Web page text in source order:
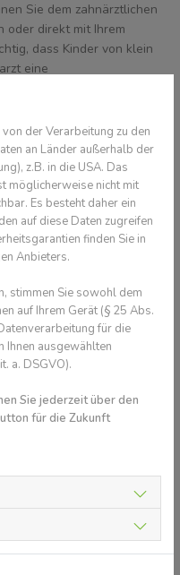
Sie dem zahnärztlichen
oder direkt mit Ihrem
dass Kinder von klein
eine
Angst haben müssen.
Ihnen für Ihr Kind
empfehlen
können. Wussten Sie,
verhindern kann?
Benutzung von Zahnbürste
Bürsten Sie bereits die
einer weichen Zahnbürste
Zahnpasta.
"Putzmaschine" die
Pflege der Zähne
hier ist es nötig, dass
auf die Pflege der
Kontrolle ist besser!"
der Verarbeitung zu den
an Länder außerhalb der
z.B. in die USA. Das
möglicherweise nicht mit
Es besteht daher ein
auf diese Daten zugreifen
finden Sie in
Anbieters.
stimmen Sie sowohl dem
auf Ihrem Gerät (§ 25 Abs.
für die
Ihnen ausgewählten
a. DSGVO).
Sie jederzeit über den
für die Zukunft